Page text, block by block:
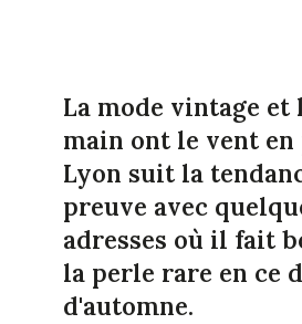
La mode vintage et
main ont le vent en
Lyon suit la
preuve avec
adresses où il fait
la perle rare en ce
d'automne.